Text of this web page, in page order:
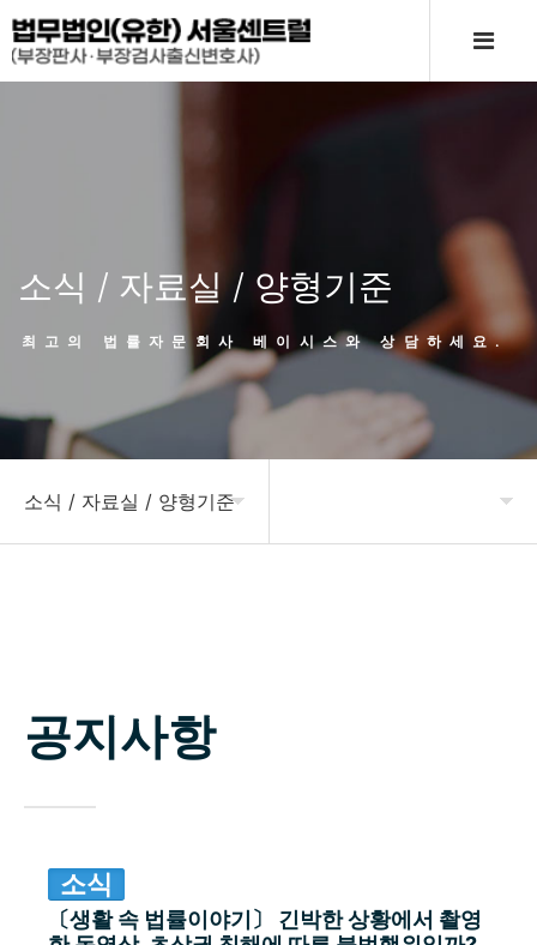
소식 / 자료실 / 양형기준
최고의 법률자문회사 베이시스와 상담하세요.
소식 / 자료실 / 양형기준
상담신청
공지사항
소식
〔생활 속 법률이야기〕 긴박한 상황에서 촬영